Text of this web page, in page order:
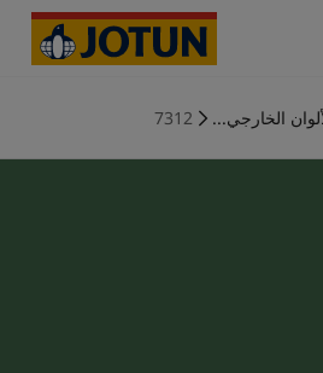
الخارجي... 7312